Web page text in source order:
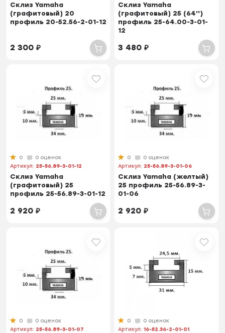
Склиз Yamaha
(графитовый) 20
профиль 20-52.56-2-01-12
2 300₽
Склиз Yamaha
(графитовый) 25 (64'')
профиль 25-64.00-3-01-
12
3 480₽
0
0 оценок
Артикул: 25-56.89-3-01-12
Склиз Yamaha
(графитовый) 25
профиль 25-56.89-3-01-12
2 920₽
0
0 оценок
Артикул: 25-56.89-3-01-06
Склиз Yamaha (желтый)
25 профиль 25-56.89-3-
01-06
2 920₽
0
0 оценок
Артикул: 25-56.89-3-01-07
0
0 оценок
Артикул:16-52.36-2-01-01